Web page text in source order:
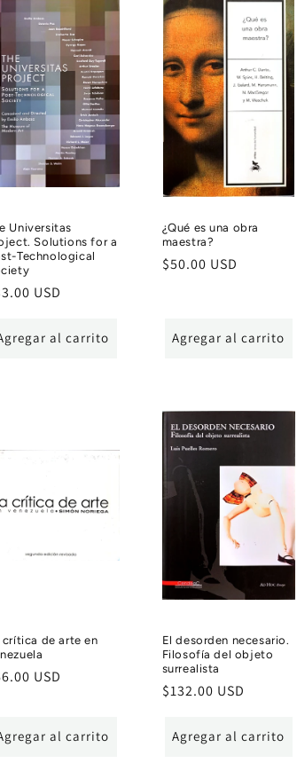
Universitas
Solutions for a
Technological
USD
al carrito
¿Qué es una obra
maestra?
Precio
$50.00 USD
Agregar al carrito
crítica de arte en
USD
al carrito
El desorden necesario.
Filosofía del objeto
surrealista
Precio
$132.00 USD
Agregar al carrito